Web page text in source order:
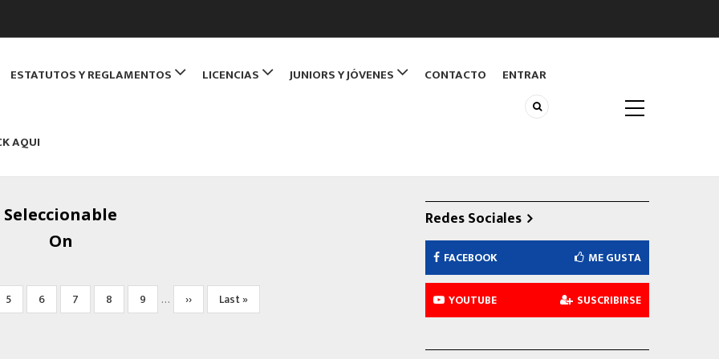
Monitores de Bridge
ESTATUTOS Y REGLAMENTOS LICENCIAS JUNIORS Y JÓVENES CONTACTO ENTRAR
AQUI
Seleccionable
On
Página
5 Página
6 Página
7 Página
8 Página
9 …
Siguiente
página
››
Última
página
Last »
Redes Sociales
FACEBOOK ME GUSTA
YOUTUBE SUSCRIBIRSE